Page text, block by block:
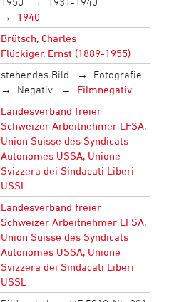
1940
Brütsch, Charles
Flückiger, Ernst (1889-1955)
stehendes Bild
Fotografie
Negativ
Filmnegativ
Landesverband freier
Schweizer Arbeitnehmer LFSA,
Union Suisse des Syndicats
Autonomes USSA, Unione
Svizzera dei Sindacati Liberi
USSL
Landesverband freier
Schweizer Arbeitnehmer LFSA,
Union Suisse des Syndicats
Autonomes USSA, Unione
Svizzera dei Sindacati Liberi
USSL